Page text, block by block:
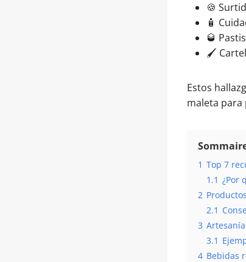
🍪
🧴
🥃
🖌️
Estos
maleta para
1 Top 7
1.1 ¿Por
2
2.1
3
3.1
4 Bebidas